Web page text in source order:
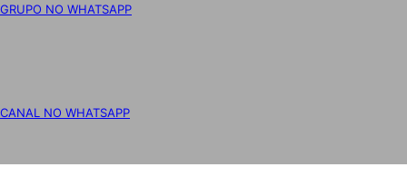
GRUPO NO WHATSAPP
CANAL NO WHATSAPP